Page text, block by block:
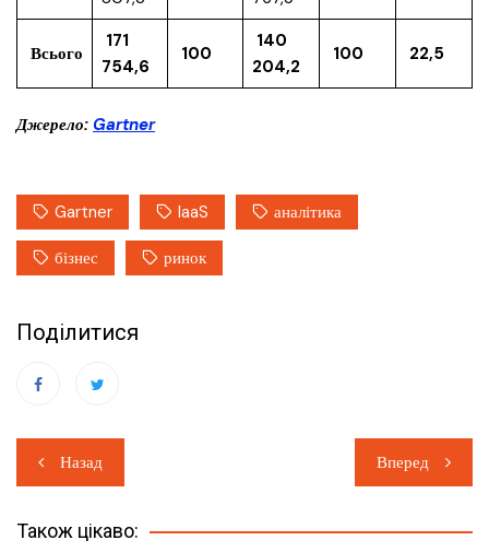
Всього
171
754,6
100
140
204,2
100 22,5
Джерело: Gartner
Gartner IaaS аналітика
бізнес ринок
Поділитися
Навігація
записів
Назад Вперед
Також цікаво: